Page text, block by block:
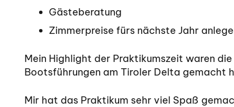
Gästeberatung
Zimmerpreise fürs nächste Jahr
Mein Highlight der Praktikumszeit waren
Bootsführungen am Tiroler Delta gemacht
Mir hat das Praktikum sehr viel Spaß